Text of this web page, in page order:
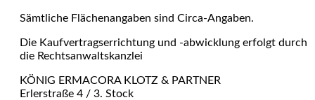
Sämtliche Flächenangaben sind Circa-Angaben.
Die Kaufvertragserrichtung und -abwicklung erfolgt durch
die Rechtsanwaltskanzlei
KÖNIG ERMACORA KLOTZ & PARTNER
Erlerstraße 4 / 3. Stock